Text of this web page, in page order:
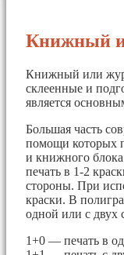
Книжный
Книжный или
склеенные и
является
Большая часть
помощи которых
и книжного
печать в 1-2
стороны. При
краски. В
одной или с двух
1+0 — печать в